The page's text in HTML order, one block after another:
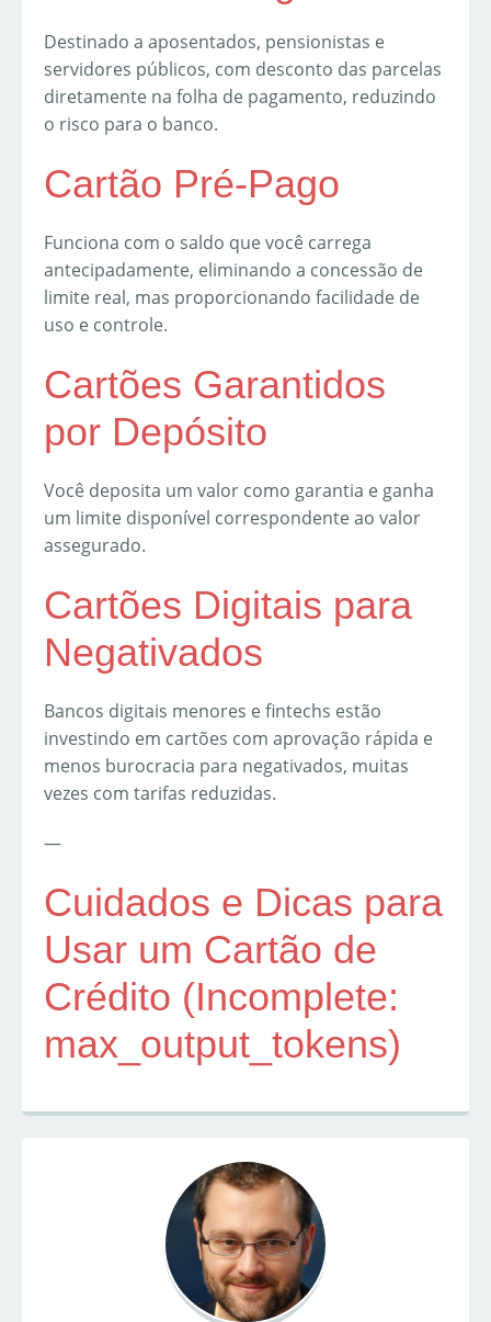
Destinado a aposentados, pensionistas e
servidores públicos, com desconto das parcelas
diretamente na folha de pagamento, reduzindo
o risco para o banco.
Cartão Pré-Pago
Funciona com o saldo que você carrega
antecipadamente, eliminando a concessão de
limite real, mas proporcionando facilidade de
uso e controle.
Cartões Garantidos
por Depósito
Você deposita um valor como garantia e ganha
um limite disponível correspondente ao valor
assegurado.
Cartões Digitais para
Negativados
Bancos digitais menores e fintechs estão
investindo em cartões com aprovação rápida e
menos burocracia para negativados, muitas
vezes com tarifas reduzidas.
—
Cuidados e Dicas para
Usar um Cartão de
Crédito (Incomplete:
max_output_tokens)